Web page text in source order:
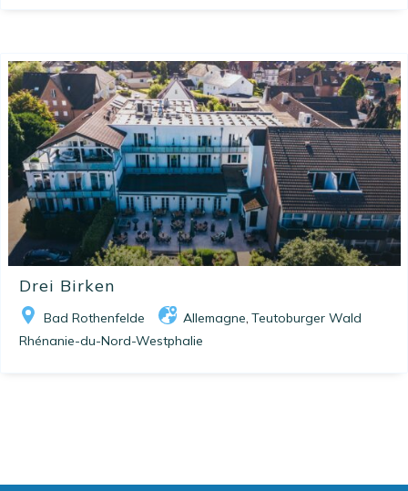
Drei Birken
Bad Rothenfelde Allemagne, Teutoburger Wald
Rhénanie-du-Nord-Westphalie